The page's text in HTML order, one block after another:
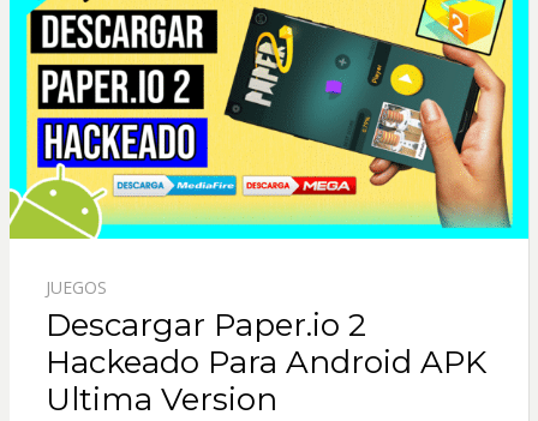
JUEGOS
Descargar Paper.io 2
Hackeado Para Android APK
Ultima Version